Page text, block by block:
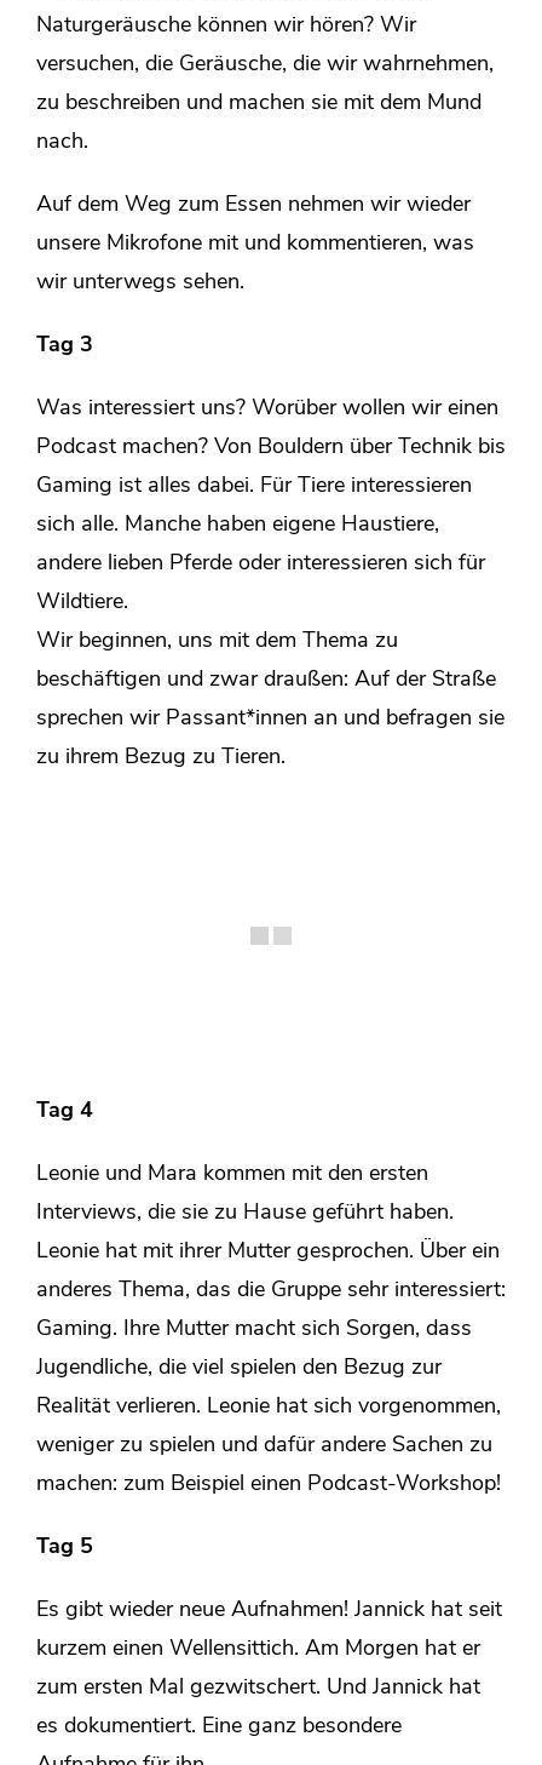
Naturgeräusche können wir hören? Wir
versuchen, die Geräusche, die wir wahrnehmen,
zu beschreiben und machen sie mit dem Mund
nach.
Auf dem Weg zum Essen nehmen wir wieder
unsere Mikrofone mit und kommentieren, was
wir unterwegs sehen.
Tag 3
Was interessiert uns? Worüber wollen wir einen
Podcast machen? Von Bouldern über Technik bis
Gaming ist alles dabei. Für Tiere interessieren
sich alle. Manche haben eigene Haustiere,
andere lieben Pferde oder interessieren sich für
Wildtiere.
Wir beginnen, uns mit dem Thema zu
beschäftigen und zwar draußen: Auf der Straße
sprechen wir Passant*innen an und befragen sie
zu ihrem Bezug zu Tieren.
Tag 4
Leonie und Mara kommen mit den ersten
Interviews, die sie zu Hause geführt haben.
Leonie hat mit ihrer Mutter gesprochen. Über ein
anderes Thema, das die Gruppe sehr interessiert:
Gaming. Ihre Mutter macht sich Sorgen, dass
Jugendliche, die viel spielen den Bezug zur
Realität verlieren. Leonie hat sich vorgenommen,
weniger zu spielen und dafür andere Sachen zu
machen: zum Beispiel einen Podcast-Workshop!
Tag 5
Es gibt wieder neue Aufnahmen! Jannick hat seit
kurzem einen Wellensittich. Am Morgen hat er
zum ersten Mal gezwitschert. Und Jannick hat
es dokumentiert. Eine ganz besondere